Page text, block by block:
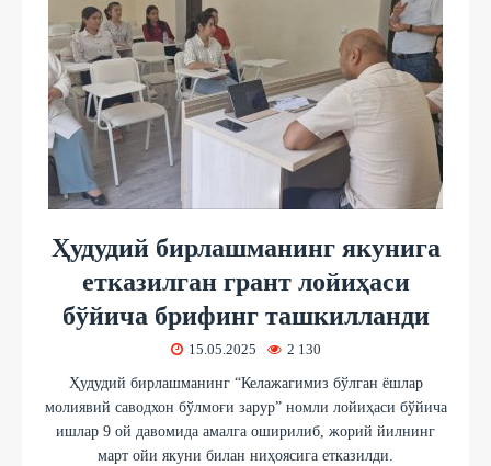
Ҳудудий бирлашманинг якунига
етказилган грант лойиҳаси
бўйича брифинг ташкилланди
15.05.2025 2 130
Ҳудудий бирлашманинг “Келажагимиз бўлган ёшлар
молиявий саводхон бўлмоғи зарур” номли лойиҳаси бўйича
ишлар 9 ой давомида амалга оширилиб, жорий йилнинг
март ойи якуни билан ниҳоясига етказилди.